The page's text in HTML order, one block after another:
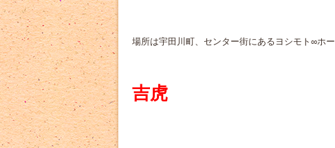
場所は宇田川町、センター街にあるヨシモト∞ホ
吉虎